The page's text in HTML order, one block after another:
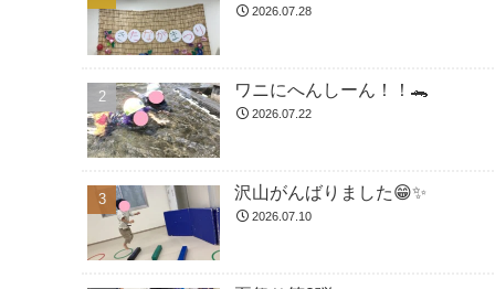
2026.07.28
ワニにへんしーん！！🐊
2026.07.22
沢山がんばりました😁✨
2026.07.10